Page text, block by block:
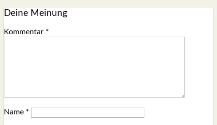
Deine Meinung
Kommentar *
Name *